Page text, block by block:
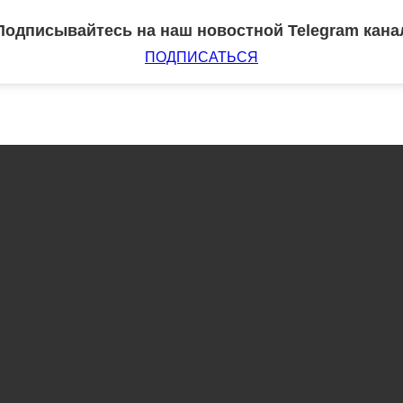
на наш новостной Telegram
ПОДПИСАТЬСЯ